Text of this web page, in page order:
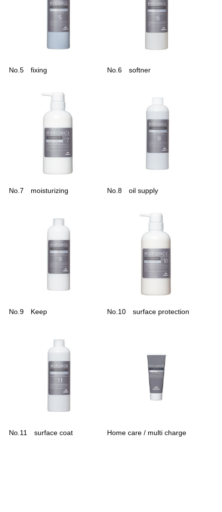
No.5 fixing No.6 softner
No.7 moisturizing No.8 oil supply
No.9 Keep No.10 surface protection
No.11 surface coat Home care / multi charge